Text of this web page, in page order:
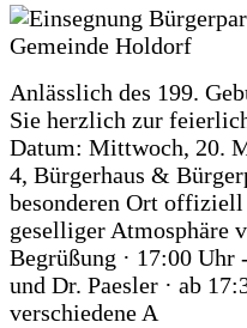
Anlässlich des 199.
Sie herzlich zur
Datum: Mittwoch, 20.
4, Bürgerhaus &
besonderen Ort
geselliger Atmosphäre
Begrüßung · 17:00
und Dr. Paesler · ab
verschiedene A